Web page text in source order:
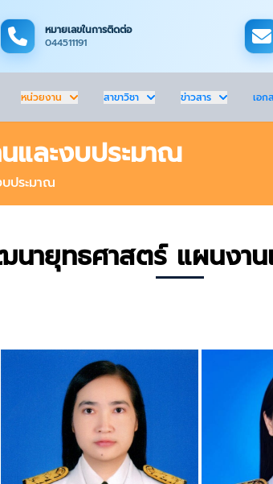
หมายเลขในการติดต่อ
044511191
หน่วยงาน สาขาวิชา ข่าวสาร เอก
และงบประมาณ
ประมาณ
ายุทธศาสตร์ แผนงาน